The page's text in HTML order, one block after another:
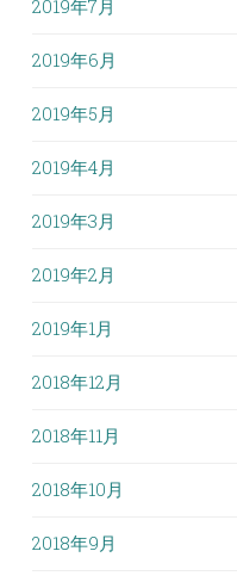
2019年7月
2019年6月
2019年5月
2019年4月
2019年3月
2019年2月
2019年1月
2018年12月
2018年11月
2018年10月
2018年9月